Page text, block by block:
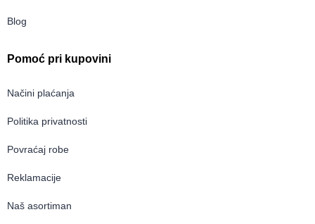
Blog
Pomoć pri kupovini
Načini plaćanja
Politika privatnosti
Povraćaj robe
Reklamacije
Naš asortiman